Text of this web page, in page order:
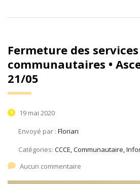
Fermeture des services
communautaires •
21/05
19 mai 2020
Envoyé par : Florian
Catégories: CCCE, Communautaire,
Aucun commentaire